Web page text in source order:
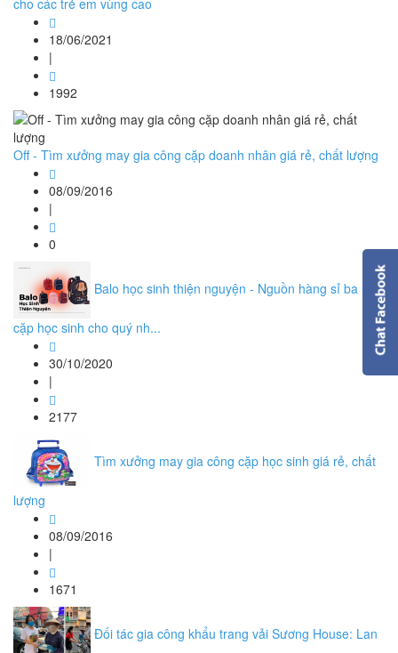
cho các trẻ em vùng cao
18/06/2021
|
1992
Off - Tìm xưởng may gia công cặp doanh nhân giá rẻ, chất lượng
08/09/2016
|
0
Balo học sinh thiện nguyện - Nguồn hàng sỉ ba lô,
cặp học sinh cho quý nh...
30/10/2020
|
2177
Tìm xưởng may gia công cặp học sinh giá rẻ, chất
lượng
08/09/2016
|
1671
Đối tác gia công khẩu trang vải Sương House: Lan